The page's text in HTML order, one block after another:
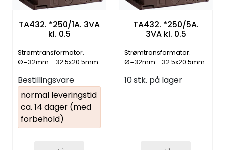
TA432. *250/1A. 3VA
kl. 0.5
Strømtransformator.
Ø=32mm - 32.5x20.5mm
Bestillingsvare
normal leveringstid
ca. 14 dager (med
forbehold)
TA432. *250/5A.
3VA kl. 0.5
Strømtransformator.
Ø=32mm - 32.5x20.5mm
10 stk. på lager